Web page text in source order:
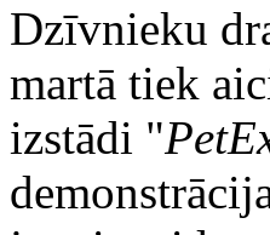
Dzīvnieku
martā tiek
izstādi "